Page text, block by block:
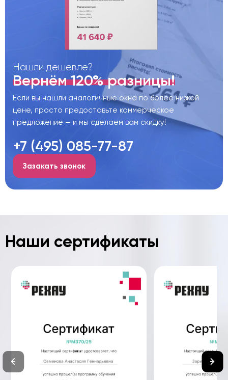
Нашли дешевле?
Вернём 120% разницы!
Если вы нашли аналогичные окна по более низкой
цене, просто предоставьте коммерческое
предложение — и мы сделаем вам скидку!
+7 (495) 085-77-87
Зазакать звонок
Наши сертификаты